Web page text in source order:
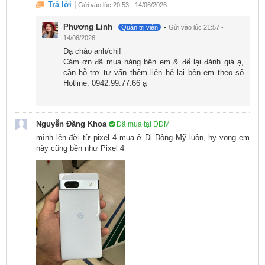
Ngoài ra, Google Pixel 7a 128GB cũ 99 hỗ trợ công
nghệ HDR10, HDR10+ và HLG, mang lại cho người
dùng trải nghiệm xem phim tuyệt vời với độ sáng, độ
Về cụm camera ấn tượng:
Camera của Google Pixel 7a 128GB cũ được trang bị
một cụm camera kép ở mặt sau, bao gồm một camera
chính 64MP với khẩu độ f/1.9 và kích thước cảm biến
1/1.73, cùng với một camera siêu rộng 13MP với khẩu
độ f/2.2. Tuy nhiên, giống như Google Pixel 7, camera
góc siêu rộng trên Pixel 7a không tích hợp tính năng
tự động lấy nét và cũng thiếu chế độ chụp macro.
Trả lời Gửi vào lúc 20:53 - 14/06/2026
Phương Linh Quản trị viên - Gửi vào lúc 21:57 -
14/06/2026
Dạ chào anh/chị!
Cám ơn đã mua hàng bên em & để lại đánh giá ạ,
cần hỗ trợ tư vấn thêm liên hệ lại bên em theo số
Hotline: 0942.99.77.66 ạ
Nguyễn Đăng Khoa Đã mua tại DDM
mình lên đời từ pixel 4 mua ở Di Động Mỹ luôn, hy vọng em
này cũng bền như Pixel 4